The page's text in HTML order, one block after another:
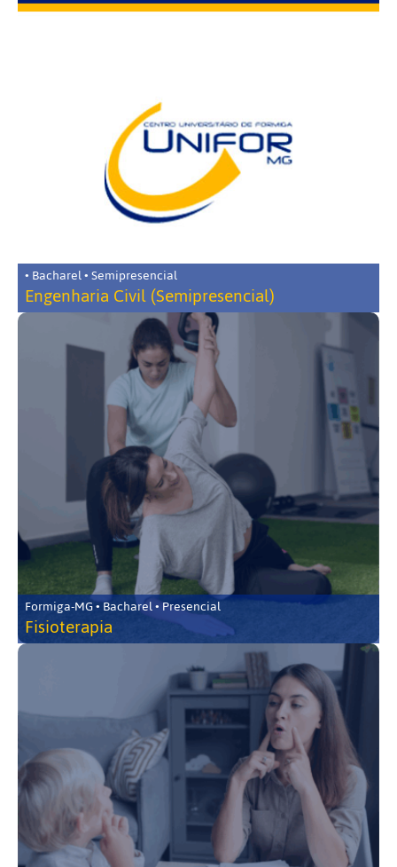
• Bacharel • Semipresencial
Engenharia Civil (Semipresencial)
Formiga-MG • Bacharel • Presencial
Fisioterapia